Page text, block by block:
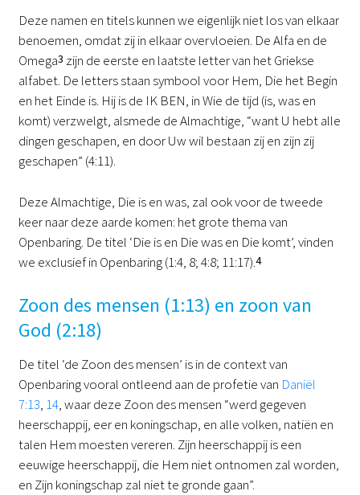
Deze namen en titels kunnen we eigenlijk niet los van elkaar
benoemen, omdat zij in elkaar overvloeien. De Alfa en de
Omega3 zijn de eerste en laatste letter van het Griekse
alfabet. De letters staan symbool voor Hem, Die het Begin
en het Einde is. Hij is de IK BEN, in Wie de tijd (is, was en
komt) verzwelgt, alsmede de Almachtige, “want U hebt alle
dingen geschapen, en door Uw wil bestaan zij en zijn zij
geschapen” (4:11).
Deze Almachtige, Die is en was, zal ook voor de tweede
keer naar deze aarde komen: het grote thema van
Openbaring. De titel ‘Die is en Die was en Die komt’, vinden
we exclusief in Openbaring (1:4, 8; 4:8; 11:17).4
Zoon des mensen (1:13) en zoon van
God (2:18)
De titel ‘de Zoon des mensen’ is in de context van
Openbaring vooral ontleend aan de profetie van Daniël
7:13, 14, waar deze Zoon des mensen “werd gegeven
heerschappij, eer en koningschap, en alle volken, natiën en
talen Hem moesten vereren. Zijn heerschappij is een
eeuwige heerschappij, die Hem niet ontnomen zal worden,
en Zijn koningschap zal niet te gronde gaan”.